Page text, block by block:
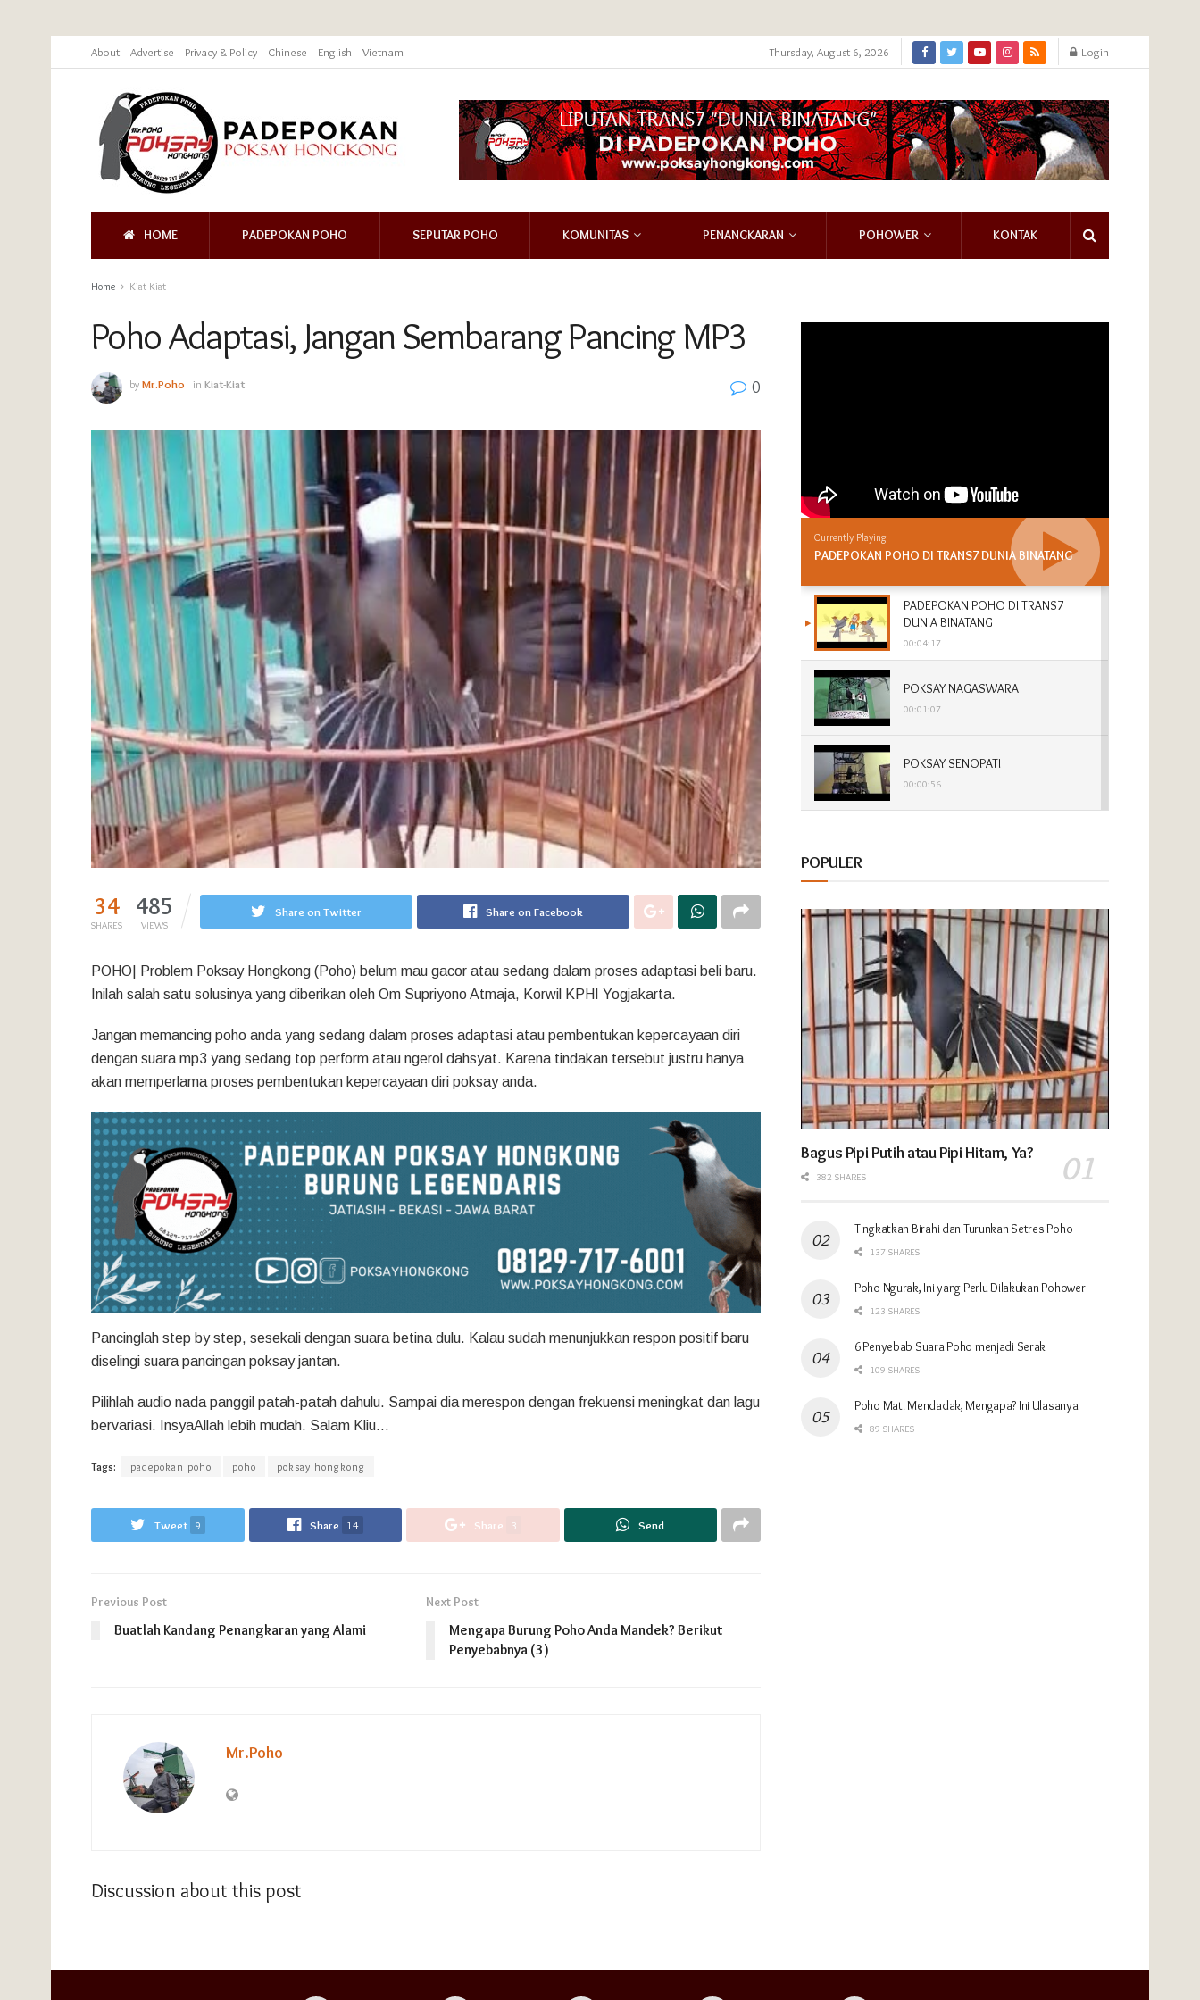
About Advertise Privacy & Policy Chinese English Vietnam Thursday, August 6, 2026 Login
HOME PADEPOKAN POHO SEPUTAR POHO KOMUNITAS PENANGKARAN POHOWER KONTAK
Home Kiat-Kiat
Poho Adaptasi, Jangan Sembarang Pancing MP3
byMr.Poho in Kiat-Kiat 0
34
SHARES
485
VIEWS
Share on Twitter Share on Facebook
POHO| Problem Poksay Hongkong (Poho) belum mau gacor atau sedang dalam proses adaptasi beli baru.
Inilah salah satu solusinya yang diberikan oleh Om Supriyono Atmaja, Korwil KPHI Yogjakarta.
Jangan memancing poho anda yang sedang dalam proses adaptasi atau pembentukan kepercayaan diri
dengan suara mp3 yang sedang top perform atau ngerol dahsyat. Karena tindakan tersebut justru hanya
akan memperlama proses pembentukan kepercayaan diri poksay anda.
Pancinglah step by step, sesekali dengan suara betina dulu. Kalau sudah menunjukkan respon positif baru
diselingi suara pancingan poksay jantan.
Pilihlah audio nada panggil patah-patah dahulu. Sampai dia merespon dengan frekuensi meningkat dan lagu
bervariasi. InsyaAllah lebih mudah. Salam Kliu…
Tags: padepokan poho poho poksay hongkong
Tweet 9 Share 14 Share 3 Send
Previous Post
Buatlah Kandang Penangkaran yang Alami
Next Post
Mengapa Burung Poho Anda Mandek? Berikut
Penyebabnya (3)
Mr.Poho
Discussion about this post
Currently Playing
PADEPOKAN POHO DI TRANS7 DUNIA BINATANG
PADEPOKAN POHO DI TRANS7
DUNIA BINATANG
00:04:17
POKSAY NAGASWARA
00:01:07
POKSAY SENOPATI
00:00:56
POKSAY SONTOJOYO
00:00:57
POPULER
Bagus Pipi Putih atau Pipi Hitam, Ya?
382 SHARES
Tingkatkan Birahi dan Turunkan Setres Poho
137 SHARES
Poho Ngurak, Ini yang Perlu Dilakukan Pohower
123 SHARES
6 Penyebab Suara Poho menjadi Serak
109 SHARES
Poho Mati Mendadak, Mengapa? Ini Ulasanya
89 SHARES